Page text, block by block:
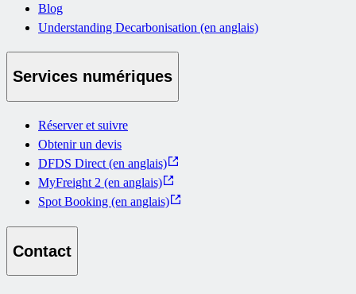
Blog
Understanding Decarbonisation (en anglais)
Services numériques
Réserver et suivre
Obtenir un devis
DFDS Direct (en anglais)
MyFreight 2 (en anglais)
Spot Booking (en anglais)
Contact